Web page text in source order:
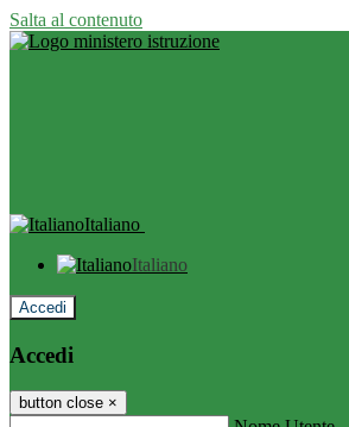
Salta al contenuto
Italiano
Italiano
Accedi
Accedi
button close ×